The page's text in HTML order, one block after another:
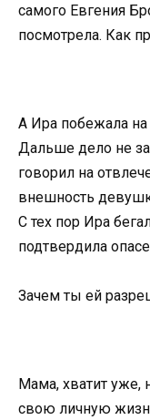
самого Евгения
посмотрела. Как
А Ира побежала
Дальше дело не
говорил на
внешность
С тех пор Ира
подтвердила
Зачем ты ей
Мама, хватит уже,
свою личную